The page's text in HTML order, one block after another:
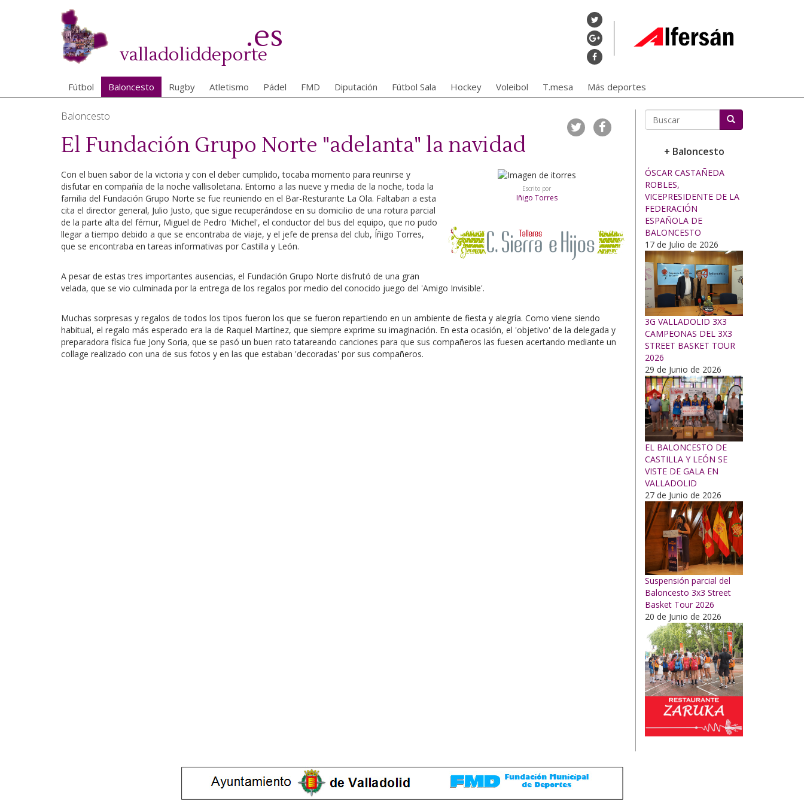
valladoliddeporte
.es
Fútbol Baloncesto Rugby Atletismo Pádel FMD Diputación Fútbol Sala Hockey Voleibol T.mesa Más deportes
Baloncesto
El Fundación Grupo Norte "adelanta" la navidad
Escrito por
Iñigo Torres
Con el buen sabor de la victoria y con el deber cumplido, tocaba momento para reunirse y
disfutar en compañía de la noche vallisoletana. Entorno a las nueve y media de la noche, toda la
familia del Fundación Grupo Norte se fue reuniendo en el Bar-Resturante La Ola. Faltaban a esta
cita el director general, Julio Justo, que sigue recuperándose en su domicilio de una rotura parcial
de la parte alta del fémur, Miguel de Pedro 'Michel', el conductor del bus del equipo, que no pudo
llegar a tiempo debido a que se encontraba de viaje, y el jefe de prensa del club, Íñigo Torres,
que se encontraba en tareas informativas por Castilla y León.
A pesar de estas tres importantes ausencias, el Fundación Grupo Norte disfrutó de una gran
velada, que se vio culminada por la entrega de los regalos por medio del conocido juego del 'Amigo Invisible'.
Muchas sorpresas y regalos de todos los tipos fueron los que se fueron repartiendo en un ambiente de fiesta y alegría. Como viene siendo
habitual, el regalo más esperado era la de Raquel Martínez, que siempre exprime su imaginación. En esta ocasión, el 'objetivo' de la delegada y
preparadora física fue Jony Soria, que se pasó un buen rato tatareando canciones para que sus compañeros las fuesen acertando mediante un
collage realizado con una de sus fotos y en las que estaban 'decoradas' por sus compañeros.
+ Baloncesto
ÓSCAR CASTAÑEDA
ROBLES,
VICEPRESIDENTE DE LA
FEDERACIÓN
ESPAÑOLA DE
BALONCESTO
17 de Julio de 2026
3G VALLADOLID 3X3
CAMPEONAS DEL 3X3
STREET BASKET TOUR
2026
29 de Junio de 2026
EL BALONCESTO DE
CASTILLA Y LEÓN SE
VISTE DE GALA EN
VALLADOLID
27 de Junio de 2026
Suspensión parcial del
Baloncesto 3x3 Street
Basket Tour 2026
20 de Junio de 2026